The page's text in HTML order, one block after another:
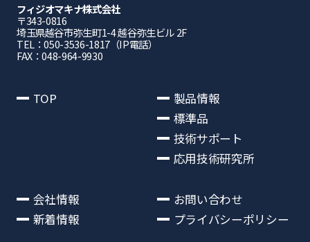
フィジオマキナ株式会社
〒343-0816
埼⽟県越⾕市弥⽣町1-4 越⾕弥⽣ビル 2F
TEL：050-3536-1817（IP電話）
FAX：048-964-9930
TOP
製品情報
標準品
技術サポート
応用技術研究所
会社情報
新着情報
お問い合わせ
プライバシーポリシー